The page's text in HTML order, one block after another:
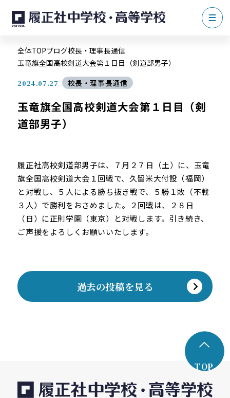
全体TOPブログ校長・理事長通信
玉竜旗全国高校剣道大会第１日目（剣道部男子）
2024.07.27 校長・理事長通信
玉竜旗全国高校剣道大会第１日目（剣
道部男子）
履正社高校剣道部男子は、７月２７日（土）に、玉竜
旗全国高校剣道大会１回戦で、久留米大付設（福岡）
と対戦し、５人による勝ち抜き戦で、５勝１敗（不戦
３人）で勝利をおさめました。２回戦は、２８日
（日）に正則学園（東京）と対戦します。引き続き、
ご声援をよろしくお願いいたします。
過去の投稿を見る
TOP